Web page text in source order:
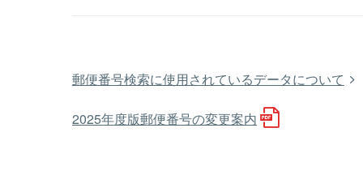
郵便番号検索に使用されているデータについて
2025年度版郵便番号の変更案内